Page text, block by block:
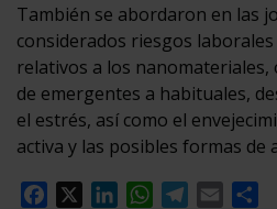
También se abordaron en las
considerados riesgos
relativos a los nanomateriales,
de emergentes a habituales,
el estrés, así como el
activa y las posibles formas de
Facebook
LinkedInWhatsApp
Telegram
Email